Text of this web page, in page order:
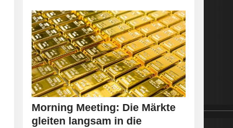
Morning Meeting: Die Märkte
gleiten langsam in die